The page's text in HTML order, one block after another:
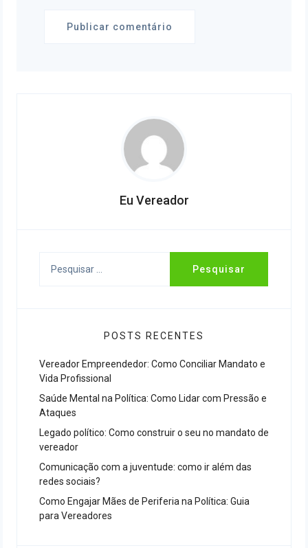
Eu Vereador
POSTS RECENTES
Vereador Empreendedor: Como Conciliar Mandato e
Vida Profissional
Saúde Mental na Política: Como Lidar com Pressão e
Ataques
Legado político: Como construir o seu no mandato de
vereador
Comunicação com a juventude: como ir além das
redes sociais?
Como Engajar Mães de Periferia na Política: Guia
para Vereadores